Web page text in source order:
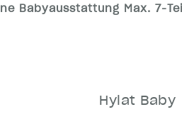
Babyausstattung Max. 7-
Hylat Baby